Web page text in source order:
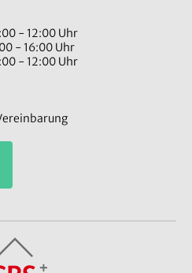
- 12:00 Uhr
- 16:00 Uhr
- 12:00 Uhr